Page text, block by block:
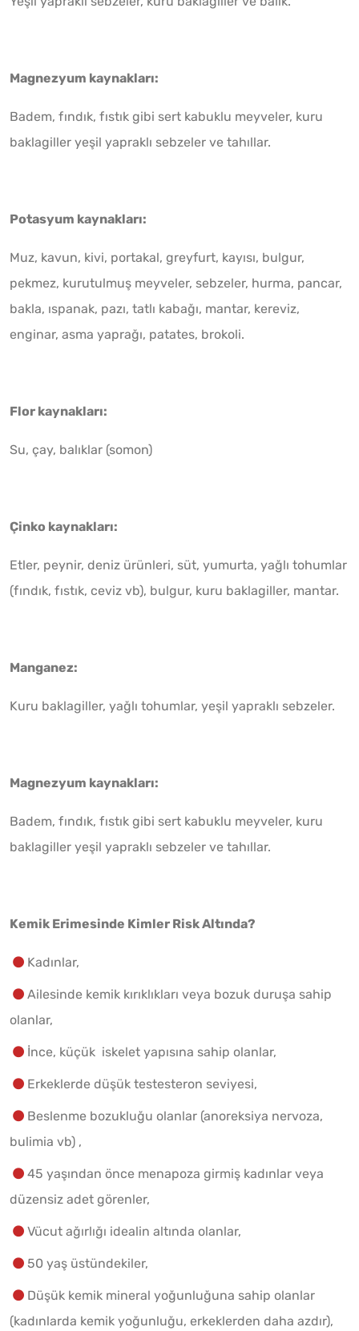
Magnezyum kaynakları:
Badem, fındık, fıstık gibi sert kabuklu meyveler, kuru
baklagiller yeşil yapraklı sebzeler ve tahıllar.
Potasyum kaynakları:
Muz, kavun, kivi, portakal, greyfurt, kayısı, bulgur,
pekmez, kurutulmuş meyveler, sebzeler, hurma, pancar,
bakla, ıspanak, pazı, tatlı kabağı, mantar, kereviz,
enginar, asma yaprağı, patates, brokoli.
Flor kaynakları:
Su, çay, balıklar (somon)
Çinko kaynakları:
Etler, peynir, deniz ürünleri, süt, yumurta, yağlı tohumlar
(fındık, fıstık, ceviz vb), bulgur, kuru baklagiller, mantar.
Manganez:
Kuru baklagiller, yağlı tohumlar, yeşil yapraklı sebzeler.
Magnezyum kaynakları:
Badem, fındık, fıstık gibi sert kabuklu meyveler, kuru
baklagiller yeşil yapraklı sebzeler ve tahıllar.
Kemik Erimesinde Kimler Risk Altında?
Kadınlar,
Ailesinde kemik kırıklıkları veya bozuk duruşa sahip
olanlar,
İnce, küçük iskelet yapısına sahip olanlar,
Erkeklerde düşük testesteron seviyesi,
Beslenme bozukluğu olanlar (anoreksiya nervoza,
bulimia vb) ,
45 yaşından önce menapoza girmiş kadınlar veya
düzensiz adet görenler,
Vücut ağırlığı idealin altında olanlar,
50 yaş üstündekiler,
Düşük kemik mineral yoğunluğuna sahip olanlar
(kadınlarda kemik yoğunluğu, erkeklerden daha azdır),